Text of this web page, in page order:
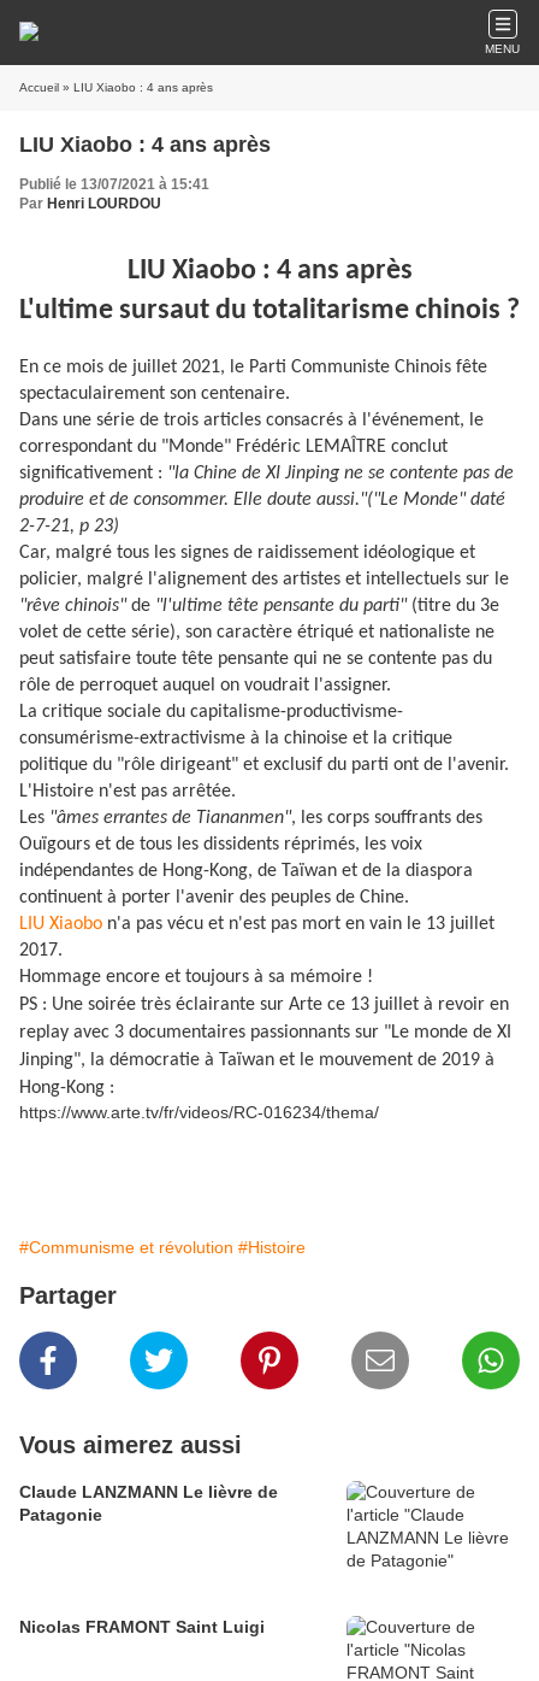
MENU
Accueil » LIU Xiaobo : 4 ans après
LIU Xiaobo : 4 ans après
Publié le 13/07/2021 à 15:41
Par Henri LOURDOU
LIU Xiaobo : 4 ans après
L'ultime sursaut du totalitarisme chinois ?
En ce mois de juillet 2021, le Parti Communiste Chinois fête
spectaculairement son centenaire.
Dans une série de trois articles consacrés à l'événement, le
correspondant du "Monde" Frédéric LEMA
TRE conclut
significativement : "la Chine de XI Jinping ne se contente pas de
produire et de consommer. Elle doute aussi."("Le Monde" daté
2-7-21, p 23)
Car, malgré tous les signes de raidissement idéologique et
policier, malgré l'alignement des artistes et intellectuels sur le
"rêve chinois" de "l'ultime tête pensante du parti" (titre du 3e
volet de cette série), son caractère étriqué et nationaliste ne
peut satisfaire toute tête pensante qui ne se contente pas du
rôle de perroquet auquel on voudrait l'assigner.
La critique sociale du capitalisme-productivisme-
consumérisme-extractivisme à la chinoise et la critique
politique du "rôle dirigeant" et exclusif du parti ont de l'avenir.
L'Histoire n'est pas arrêtée.
Les "âmes errantes de Tiananmen", les corps souffrants des
Ouïgours et de tous les dissidents réprimés, les voix
indépendantes de Hong-Kong, de Taïwan et de la diaspora
continuent à porter l'avenir des peuples de Chine.
LIU Xiaobo n'a pas vécu et n'est pas mort en vain le 13 juillet
2017.
Hommage encore et toujours à sa mémoire !
PS : Une soirée très éclairante sur Arte ce 13 juillet à revoir en
replay avec 3 documentaires passionnants sur "Le monde de XI
Jinping", la démocratie à Taïwan et le mouvement de 2019 à
Hong-Kong :
https://www.arte.tv/fr/videos/RC-016234/thema/
#Communisme et révolution #Histoire
Partager
Vous aimerez aussi
Claude LANZMANN Le lièvre de
Patagonie
Nicolas FRAMONT Saint Luigi